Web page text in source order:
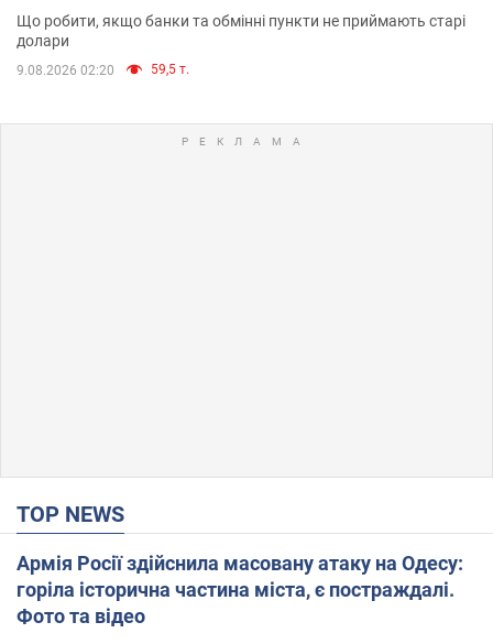
Що робити, якщо банки та обмінні пункти не приймають старі
долари
9.08.2026 02:20 59,5 т.
TOP NEWS
Армія Росії здійснила масовану атаку на Одесу:
горіла історична частина міста, є постраждалі.
Фото та відео